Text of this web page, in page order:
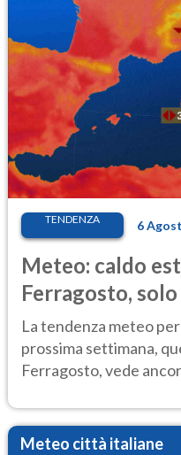
TENDENZA 6
Meteo: caldo
Ferragosto,
Ecco dove
La tendenza meteo
prossima settimana,
Ferragosto, vede
Meteo città italiane